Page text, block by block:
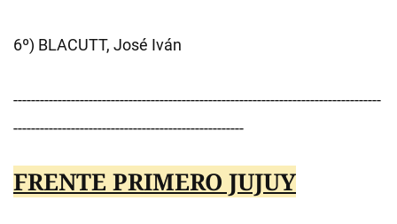
6º) BLACUTT, José Iván
-----------------------------------------------------------------------------------
----------------------------------------------------
FRENTE PRIMERO JUJUY